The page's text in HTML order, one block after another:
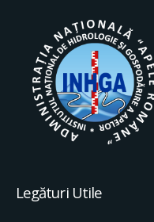
Legături Utile